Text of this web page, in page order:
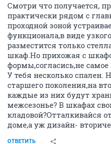
Смотри что получается,
практически рядом с
проходной зоной
функционала,в виде
разместится только
шкаф.Но прихожая с
формы,согласись,не
У тебя несколько спален.
старшего поколения,на
каждые из них будут
межсезонье? В шкафах
кладовой?Отталкивайся
доме,а уж дизайн-
ОТВЕТИТЬ